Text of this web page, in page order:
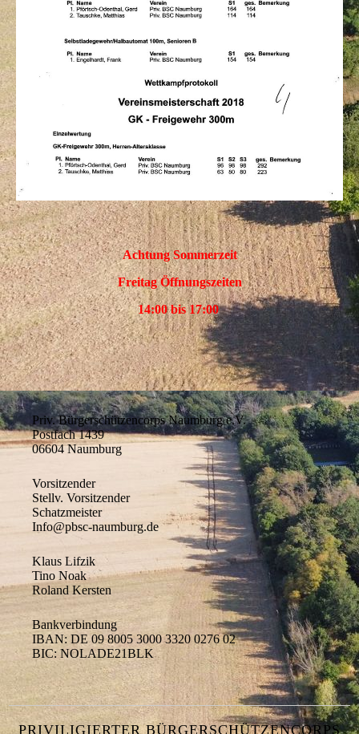
Achtung Sommerzeit
Freitag Öffnungszeiten
14:00 bis 17:00
Priv. Bürgerschützencorps Naumburg e.V.
Postfach 1439
06604 Naumburg
Vorsitzender
Stellv. Vorsitzender
Schatzmeister
Info@pbsc-naumburg.de
Klaus Lifzik
Tino Noak
Roland Kersten
Bankverbindung
IBAN: DE 09 8005 3000 3320 0276 02
BIC: NOLADE21BLK
PRIVILIGIERTER BÜRGERSCHÜTZENCORPS